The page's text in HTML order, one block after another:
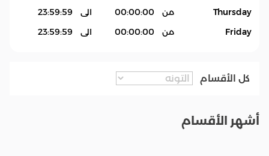
Thursday
من 00:00:00 الى
23:59:59
Friday
من 00:00:00 الى 23:59:59
كل الأقسام
أشهر الأقسام